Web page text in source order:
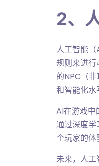
2、
人工智能
规则来进行
的NPC（
和智能化水
AI在游戏中
通过深度学
个玩家的体
未来，人工